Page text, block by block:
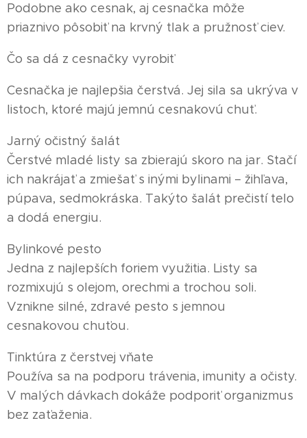
Podobne ako cesnak, aj cesnačka môže
priaznivo pôsobiť na krvný tlak a pružnosť ciev.
Čo sa dá z cesnačky vyrobiť
Cesnačka je najlepšia čerstvá. Jej sila sa ukrýva v
listoch, ktoré majú jemnú cesnakovú chuť.
Jarný očistný šalát
Čerstvé mladé listy sa zbierajú skoro na jar. Stačí
ich nakrájať a zmiešať s inými bylinami – žihľava,
púpava, sedmokráska. Takýto šalát prečistí telo
a dodá energiu.
Bylinkové pesto
Jedna z najlepších foriem využitia. Listy sa
rozmixujú s olejom, orechmi a trochou soli.
Vznikne silné, zdravé pesto s jemnou
cesnakovou chuťou.
Tinktúra z čerstvej vňate
Používa sa na podporu trávenia, imunity a očisty.
V malých dávkach dokáže podporiť organizmus
bez zaťaženia.